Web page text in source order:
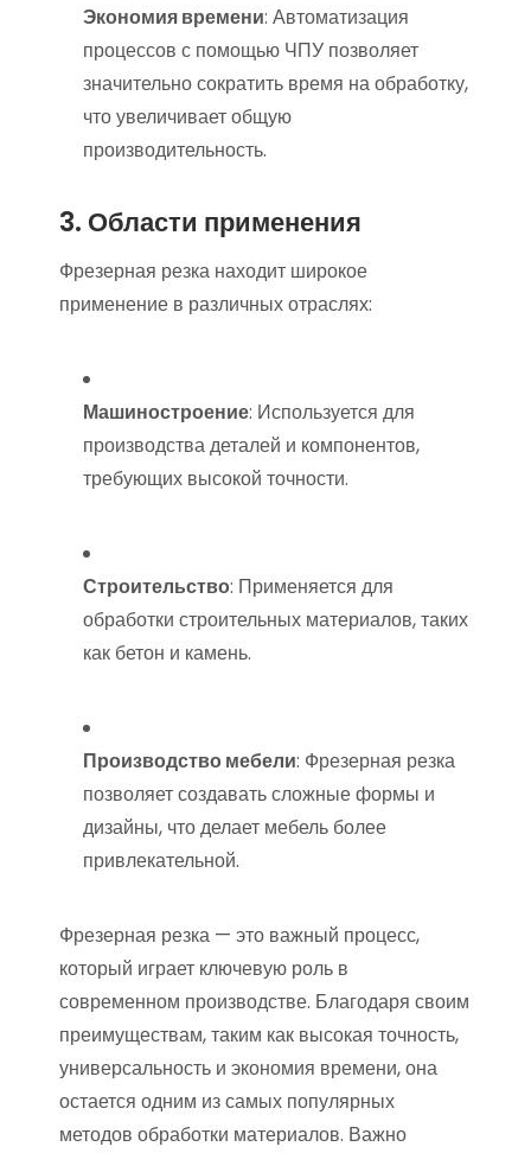
Экономия времени: Автоматизация
процессов с помощью ЧПУ позволяет
значительно сократить время на обработку,
что увеличивает общую
производительность.
3. Области применения
Фрезерная резка находит широкое
применение в различных отраслях:
Машиностроение: Используется для
производства деталей и компонентов,
требующих высокой точности.
Строительство: Применяется для
обработки строительных материалов, таких
как бетон и камень.
Производство мебели: Фрезерная резка
позволяет создавать сложные формы и
дизайны, что делает мебель более
привлекательной.
Фрезерная резка — это важный процесс,
который играет ключевую роль в
современном производстве. Благодаря своим
преимуществам, таким как высокая точность,
универсальность и экономия времени, она
остается одним из самых популярных
методов обработки материалов. Важно